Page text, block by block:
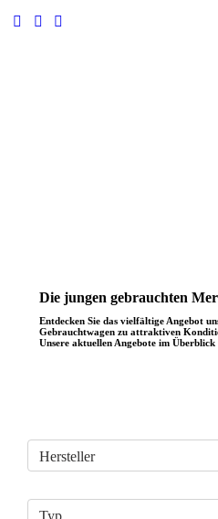
Die jungen gebrauchten
Entdecken Sie das vielfältige Angebot
Gebrauchtwagen zu attraktiven
Unsere aktuellen Angebote im Überblick
Hersteller
Typ